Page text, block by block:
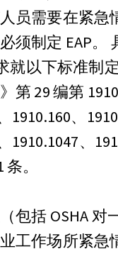
员需要在紧急
须制定 EAP。
就以下标准制
第 29 编第
1910.160、
1910.1047、
。
包括 OSHA 对
工作场所紧急